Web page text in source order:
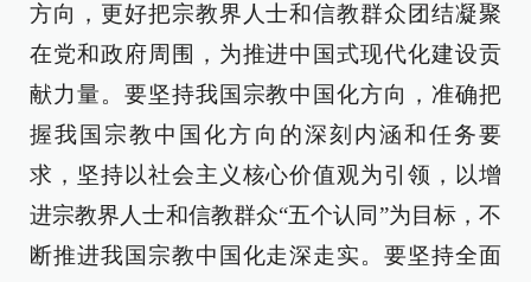
方向，更好把宗教界人士和信教群众团结凝聚
在党和政府周围，为推进中国式现代化建设贡
献力量。要坚持我国宗教中国化方向，准确把
握我国宗教中国化方向的深刻内涵和任务要
求，坚持以社会主义核心价值观为引领，以增
进宗教界人士和信教群众“五个认同”为目标，不
断推进我国宗教中国化走深走实。要坚持全面